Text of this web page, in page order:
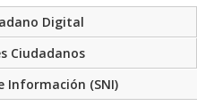
Digital
Ciudadanos
Información (SNI)